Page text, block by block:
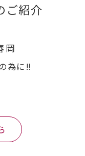
ご紹介
岡
為に‼︎